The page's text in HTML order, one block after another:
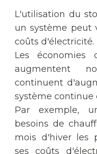
L'utilisation du
un système peut
coûts d'électricité.
Les économies
augmentent
continuent
système continue
Par exemple,
besoins de
mois d'hiver les
ses coûts